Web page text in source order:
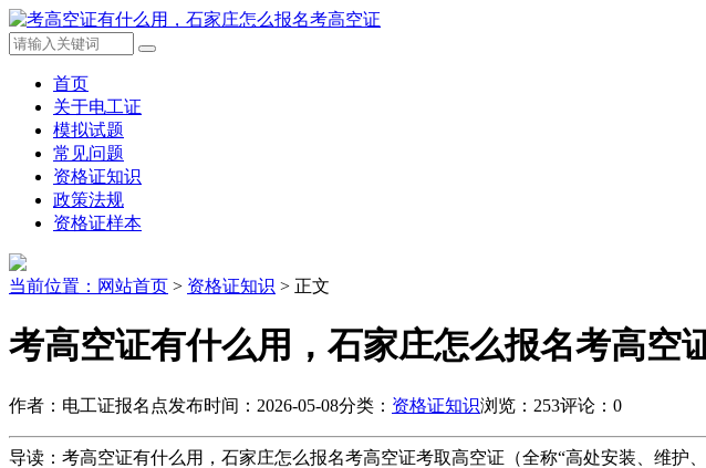
首页
关于电工证
模拟试题
常见问题
资格证知识
政策法规
资格证样本
当前位置： 网站首页 > 资格证知识 > 正文
考高空证有什么用，石家庄怎么报名考高空
作者：电工证报名点发布时间：2026-05-08分类： 资格证知识浏览：253评论：0
导读：考高空证有什么用，石家庄怎么报名考高空证考取‌高空证‌（全称“高处安装、维